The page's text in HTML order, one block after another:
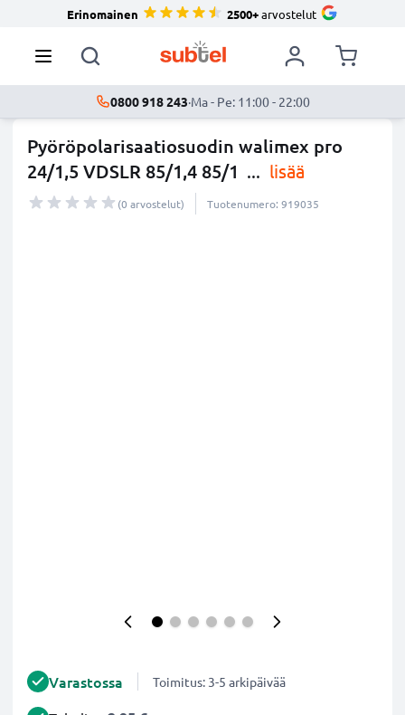
Erinomainen 2500+arvostelut
0800 918 243·Ma - Pe: 11:00 - 22:00
Pyöröpolarisaatiosuodin walimex pro
24/1,5 VDSLR 85/1,4 85/1 ... lisää
(0 arvostelut) Tuotenumero: 919035
Varastossa Toimitus: 3-5 arkipäivää